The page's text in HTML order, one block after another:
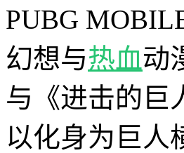
PUBG
幻想与热血动
与《进击的巨
以化身为巨人